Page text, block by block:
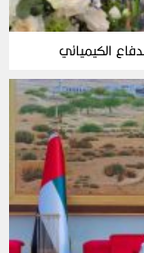
الكيميائي